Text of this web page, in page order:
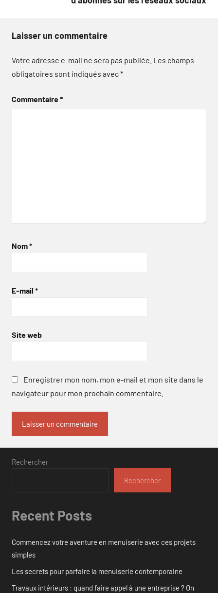
Laisser un commentaire
Votre adresse e-mail ne sera pas publiée. Les champs
obligatoires sont indiqués avec*
Commentaire*
Nom*
E-mail *
Site web
Enregistrer mon nom, mon e-mail et mon site dans le
navigateur pour mon prochain commentaire.
Rechercher
Rechercher
Recent Posts
Commencez votre aventure en menuiserie avec ces projets
simples
Les secrets pour parfaire la menuiserie contemporaine
Travaux intérieurs : quand faire appel à une entreprise ? On